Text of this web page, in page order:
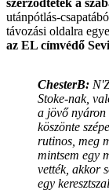
utánpótlás-
távozási oldalra
az EL címvédő
ChesterB:
Stoke-nak,
a jövő nyáron
köszönte
rutinos, meg
mintsem egy
vették, akkor
egy